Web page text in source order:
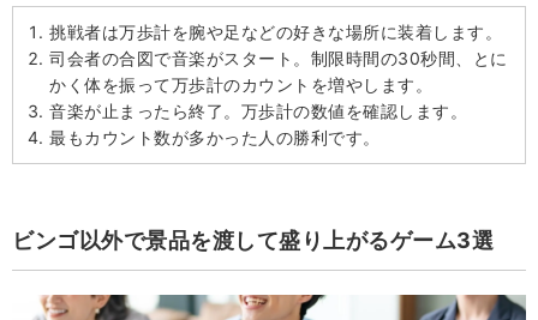
挑戦者は万歩計を腕や足などの好きな場所に装着します。
司会者の合図で音楽がスタート。制限時間の30秒間、とに
かく体を振って万歩計のカウントを増やします。
音楽が止まったら終了。万歩計の数値を確認します。
最もカウント数が多かった人の勝利です。
ビンゴ以外で景品を渡して盛り上がるゲーム3選